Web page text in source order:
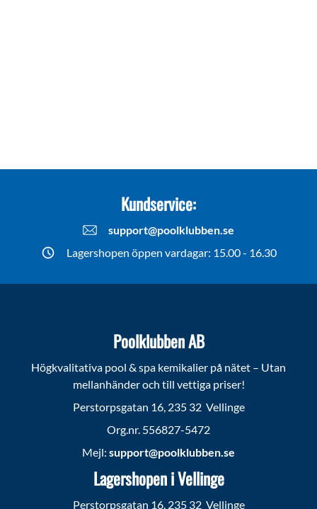
Kundservice:
support@poolklubben.se
Lagershopen öppen vardagar: 15.00 - 16.30
Poolklubben AB
Högkvalitativa pool & spa kemikalier på nätet – Utan
mellanhänder och till vettiga priser!
Perstorpsgatan 16, 235 32 Vellinge
Org.nr. 556827-5472
Mejl: support@poolklubben.se
Lagershopen i Vellinge
Perstorpsgatan 16, 235 32 Vellinge